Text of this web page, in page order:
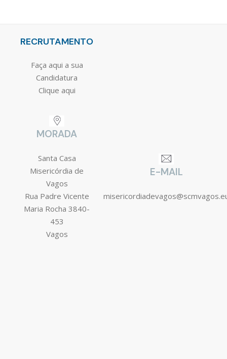
RECRUTAMENTO
Faça aqui a sua
Candidatura
Clique aqui
MORADA
Santa Casa
Misericórdia de
Vagos
Rua Padre Vicente
Maria Rocha 3840-
453
Vagos
E-MAIL